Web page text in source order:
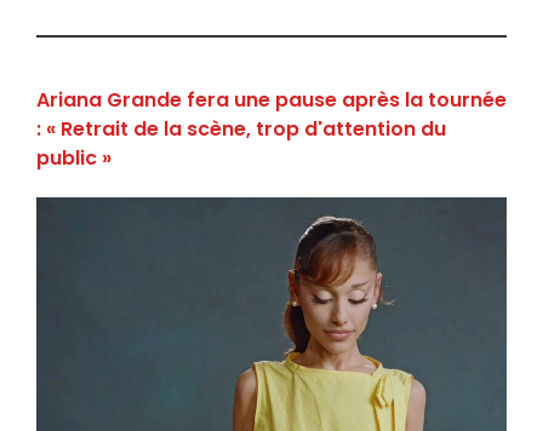
Ariana Grande fera une pause après la tournée
: « Retrait de la scène, trop d'attention du
public »